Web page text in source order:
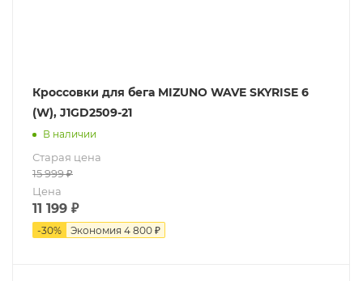
Кроссовки для бега MIZUNO WAVE SKYRISE 6
(W), J1GD2509-21
В наличии
Старая цена
15 999₽
Цена
11 199 ₽
-30% Экономия 4 800 ₽